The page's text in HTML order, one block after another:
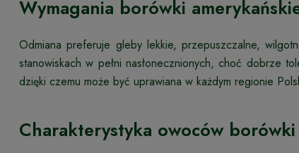
Wymagania borówki
Odmiana preferuje gleby lekkie, przepuszczalne,
stanowiskach w pełni nasłonecznionych, choć dobrze
dzięki czemu może być uprawiana w każdym regionie
Charakterystyka owoców borówki